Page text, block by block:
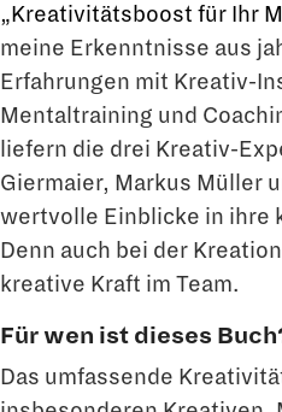
„Kreativitätsboost für Ihr
meine Erkenntnisse aus
Erfahrungen mit Kreativ-
Mentaltraining und
liefern die drei Kreativ-
Giermaier, Markus Müller
wertvolle Einblicke in ihre
Denn auch bei der
kreative Kraft im Team.
Für wen ist dieses
Das umfassende